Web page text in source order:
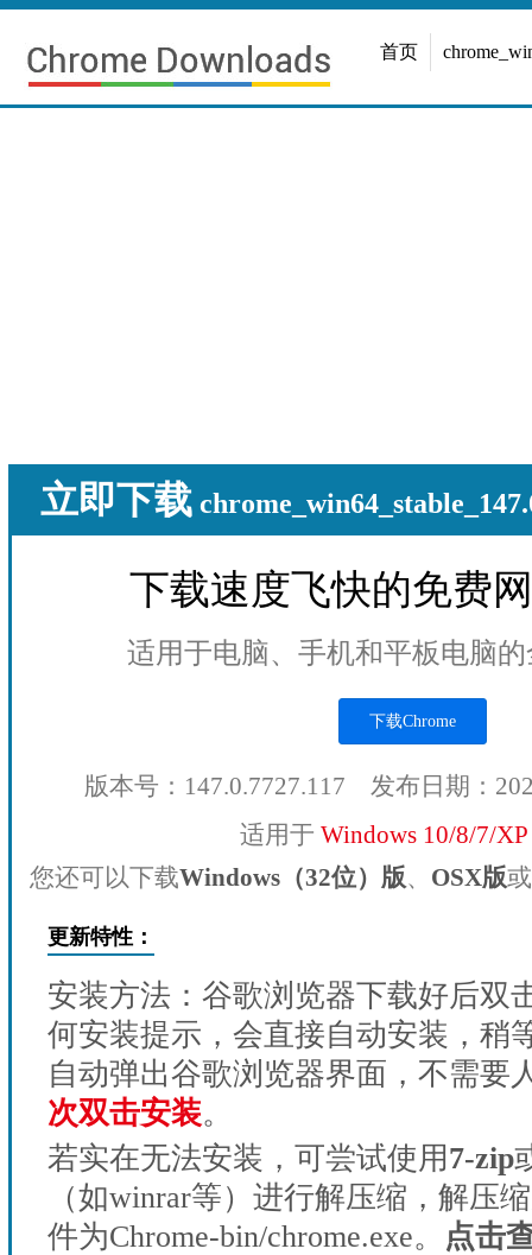
首页
立即下载
下载速度飞快的免费
适用于电脑、手机和平板电脑
下载Chrome
版本号：147.0.7727.117 发布日期：
适用于 Windows 10/8/7/
您还可以下载Windows（32位）版、 OSX版或
更新特性：
安装方法：谷歌浏览器下载好后双
何安装提示，会直接自动安装，稍
自动弹出谷歌浏览器界面，不需要
次双击安装。
若实在无法安装，可尝试使用7-zip
（如winrar等）进行解压缩，解压
件为Chrome-bin/chrome.exe。
点击